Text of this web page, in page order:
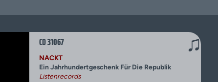
CD 31067 ♫
NACKT
Ein Jahrhundertgeschenk Für Die Republik
Listenrecords